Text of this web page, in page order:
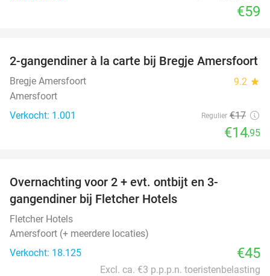
€59
12%
2-gangendiner à la carte bij Bregje Amersfoort
Bregje Amersfoort 9.2 star
Amersfoort
Verkocht: 1.001
Regulier €17
€14,95
Overnachting voor 2 + evt. ontbijt en 3-
gangendiner bij Fletcher Hotels
Fletcher Hotels
Amersfoort (+ meerdere locaties)
Verkocht: 18.125
€45
Excl. ca. €3 p.p.p.n. toeristenbelasting